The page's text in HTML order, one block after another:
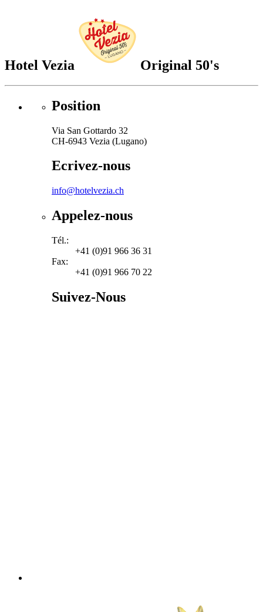
Hotel Vezia Original 50's
Position
Via San Gottardo 32
CH-6943 Vezia (Lugano)
Ecrivez-nous
info@hotelvezia.ch
Appelez-nous
Tél.:
+41 (0)91 966 36 31
Fax:
+41 (0)91 966 70 22
Suivez-Nous